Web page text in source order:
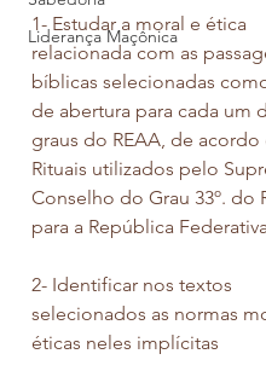
Liderança Maçônica
1- Estudar a moral e ética
relacionada com as
bíblicas selecionadas
de abertura para cada um
graus do REAA, de acordo
Rituais utilizados pelo
Conselho do Grau 33º. do
para a República
2- Identificar nos textos
selecionados as normas
éticas neles implícitas